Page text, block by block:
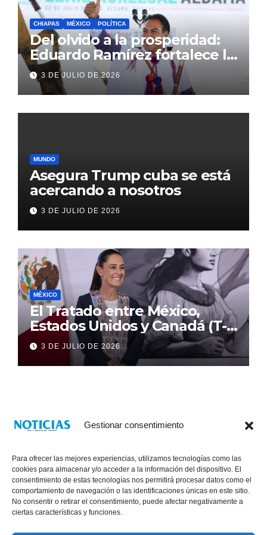
Gestionar consentimiento
Para ofrecer las mejores experiencias, utilizamos tecnologías como las
cookies para almacenar y/o acceder a la información del dispositivo. El
consentimiento de estas tecnologías nos permitirá procesar datos como el
comportamiento de navegación o las identificaciones únicas en este sitio.
No consentir o retirar el consentimiento, puede afectar negativamente a
ciertas características y funciones.
CHIAPAS MÉXICO POLÍTICA
Del olvido a la prosperidad:
Eduardo Ramírez fortalece la
transformación de Aldama
con inversión histórica
3 DE JULIO DE 2026
MUNDO
Asegura Trump cuba se está
acercando a nosotros
3 DE JULIO DE 2026
MÉXICO
El Tratado entre México,
Estados Unidos y Canadá (T-
MEC) se mantiene hasta el
2036: Presidenta Claudia
Sheinbaum
3 DE JULIO DE 2026
® Derechos Reservados 2026|